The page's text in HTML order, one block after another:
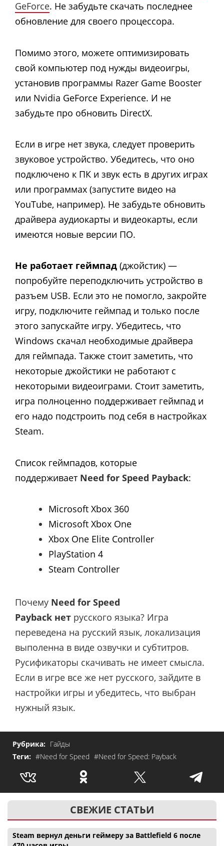
GeForce. Не забудьте скачать последнее
обновление для своего процессора.
Помимо этого, можете оптимизировать
свой компьютер под нужды видеоигры,
установив программы Razer Game Booster
или Nvidia GeForce Experience. И не
забудьте про обновить DirectX.
Если в игре нет звука, следует проверить
звуковое устройство. Убедитесь, что оно
подключено к ПК и звук есть в других играх
или программах (запустите видео на
YouTube, например). Не забудьте обновить
драйвера аудиокарты и видеокарты, если
имеются новые версии ПО.
Не работает геймпад (джойстик) —
попробуйте переподключить устройство в
разъем USB. Если это не помогло, закройте
игру, подключите геймпад и только после
этого запускайте игру. Убедитесь, что
Windows скачал необходимые драйвера
для геймпада. Также стоит заметить, что
некоторые джойстики не работают с
некоторыми видеоиграми. Стоит заметить,
игра полноценно поддерживает геймпад и
его надо подстроить под себя в настройках
Steam.
Список геймпадов, которые
поддерживает Need for Speed Payback:​
Microsoft Xbox 360
Microsoft Xbox One
Xbox One Elite Controller
PlayStation 4
Steam Сontroller
Почему Need for Speed
Payback нет русского языка? Игра
переведена на русский язык, локализация
выполенна в виде озвучки и субтитров.
Русификаторы скачивать не имеет смысла.
Если в игре все же нет русского, зайдите в
настройки игры и убедитесь, что выбран
нужный язык.
Рубрика: Гайды
Теги: #Need for Speed #Need for Speed: Payback
СВЕЖИЕ СТАТЬИ
Steam вернул деньги геймеру за Battlefield 6 после